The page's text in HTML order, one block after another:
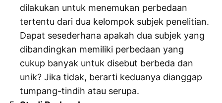
dilakukan untuk menemukan perbedaan
tertentu dari dua kelompok subjek penelitian.
Dapat sesederhana apakah dua subjek yang
dibandingkan memiliki perbedaan yang
cukup banyak untuk disebut berbeda dan
unik? Jika tidak, berarti keduanya dianggap
tumpang-tindih atau serupa.